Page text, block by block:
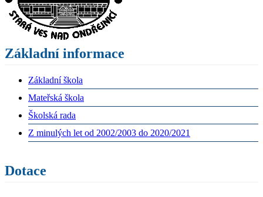
Základní informace
Základní škola
Mateřská škola
Školská rada
Z minulých let od 2002/2003 do 2020/2021
Dotace